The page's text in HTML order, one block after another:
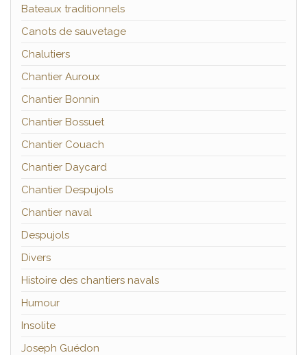
Bateaux traditionnels
Canots de sauvetage
Chalutiers
Chantier Auroux
Chantier Bonnin
Chantier Bossuet
Chantier Couach
Chantier Daycard
Chantier Despujols
Chantier naval
Despujols
Divers
Histoire des chantiers navals
Humour
Insolite
Joseph Guédon